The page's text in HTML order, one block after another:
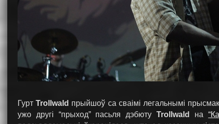
ГуртTrollwald прыйшоў са сваімі легальнымі
ужо другі “прыход” пасьля дэбютуTrollwald на